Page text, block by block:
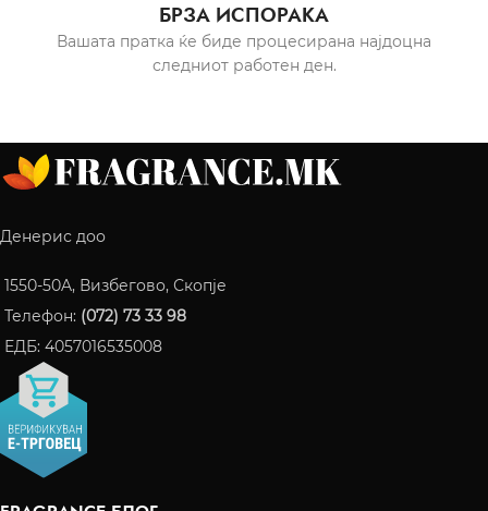
БРЗА ИСПОРАКА
Вашата пратка ќе биде процесирана најдоцна
следниот работен ден.
Денерис доо
1550-50A, Визбегово, Скопје
Телефон: (072) 73 33 98
ЕДБ: 4057016535008